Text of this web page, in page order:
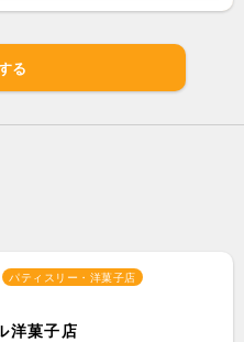
る
パティスリー・洋菓子店
洋菓子店